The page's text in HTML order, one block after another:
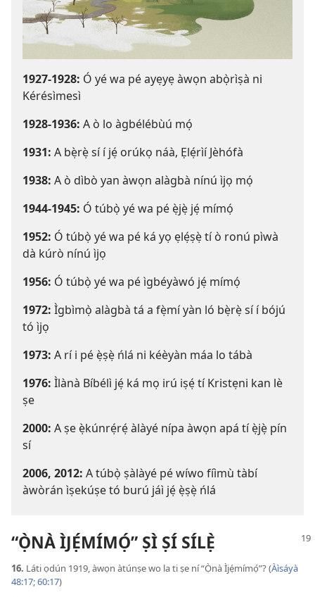
1927-1928: Ó yé wa pé ayẹyẹ àwọn abọ̀rìṣà ni
Kérésìmesì
1928-1936: A ò lo àgbélébùú mọ́
1931: A bẹ̀rẹ̀ sí í jẹ́ orúkọ náà, Ẹlẹ́rìí Jèhófà
1938: A ò dìbò yan àwọn alàgbà nínú ìjọ mọ́
1944-1945: Ó túbọ̀ yé wa pé ẹ̀jẹ̀ jẹ́ mímọ́
1952: Ó túbọ̀ yé wa pé ká yọ ẹlẹ́ṣẹ̀ tí ò ronú pìwà
dà kúrò nínú ìjọ
1956: Ó túbọ̀ yé wa pé ìgbéyàwó jẹ́ mímọ́
1972: Ìgbìmọ̀ alàgbà tá a fẹ̀mí yàn ló bẹ̀rẹ̀ sí í bójú
tó ìjọ
1973: A rí i pé ẹ̀ṣẹ̀ ńlá ni kéèyàn máa lo tábà
1976: Ìlànà Bíbélì jẹ́ ká mọ irú iṣẹ́ tí Kristẹni kan lè
ṣe
2000: A ṣe ẹ̀kúnrẹ́rẹ́ àlàyé nípa àwọn apá tí ẹ̀jẹ̀ pín
sí
2006, 2012: A túbọ̀ ṣàlàyé pé wíwo fíìmù tàbí
àwòrán ìṣekúṣe tó burú jáì jẹ́ ẹ̀ṣẹ̀ ńlá
“Ọ̀NÀ ÌJẸ́MÍMỌ́” ṢÌ ṢÍ SÍLẸ̀
16. Láti ọdún 1919, àwọn àtúnṣe wo la ti ṣe ní “Ọ̀nà Ìjẹ́mímọ́”? (Àìsáyà
48:17;60:17)